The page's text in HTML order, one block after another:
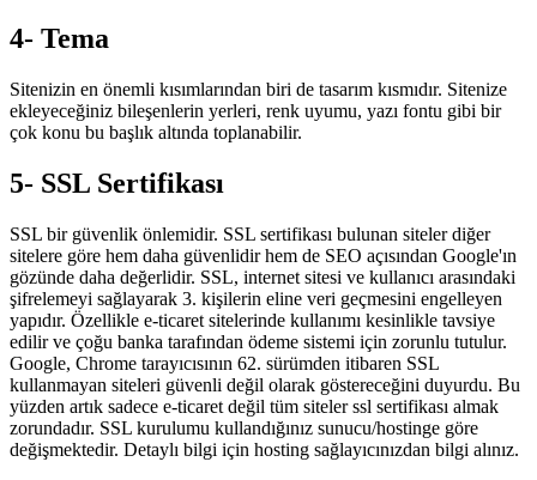
4- Tema
Sitenizin en önemli kısımlarından biri de tasarım kısmıdır. Sitenize
ekleyeceğiniz bileşenlerin yerleri, renk uyumu, yazı fontu gibi bir
çok konu bu başlık altında toplanabilir.
5- SSL Sertifikası
SSL bir güvenlik önlemidir. SSL sertifikası bulunan siteler diğer
sitelere göre hem daha güvenlidir hem de SEO açısından Google'ın
gözünde daha değerlidir. SSL, internet sitesi ve kullanıcı arasındaki
şifrelemeyi sağlayarak 3. kişilerin eline veri geçmesini engelleyen
yapıdır. Özellikle e-ticaret sitelerinde kullanımı kesinlikle tavsiye
edilir ve çoğu banka tarafından ödeme sistemi için zorunlu tutulur.
Google, Chrome tarayıcısının 62. sürümden itibaren SSL
kullanmayan siteleri güvenli değil olarak göstereceğini duyurdu. Bu
yüzden artık sadece e-ticaret değil tüm siteler ssl sertifikası almak
zorundadır. SSL kurulumu kullandığınız sunucu/hostinge göre
değişmektedir. Detaylı bilgi için hosting sağlayıcınızdan bilgi alınız.